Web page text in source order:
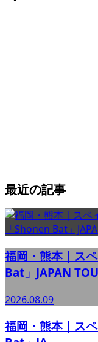
最近の記事
福岡・熊本｜ス
Bat」JAPAN
2026.08.09
福岡・熊本｜ス